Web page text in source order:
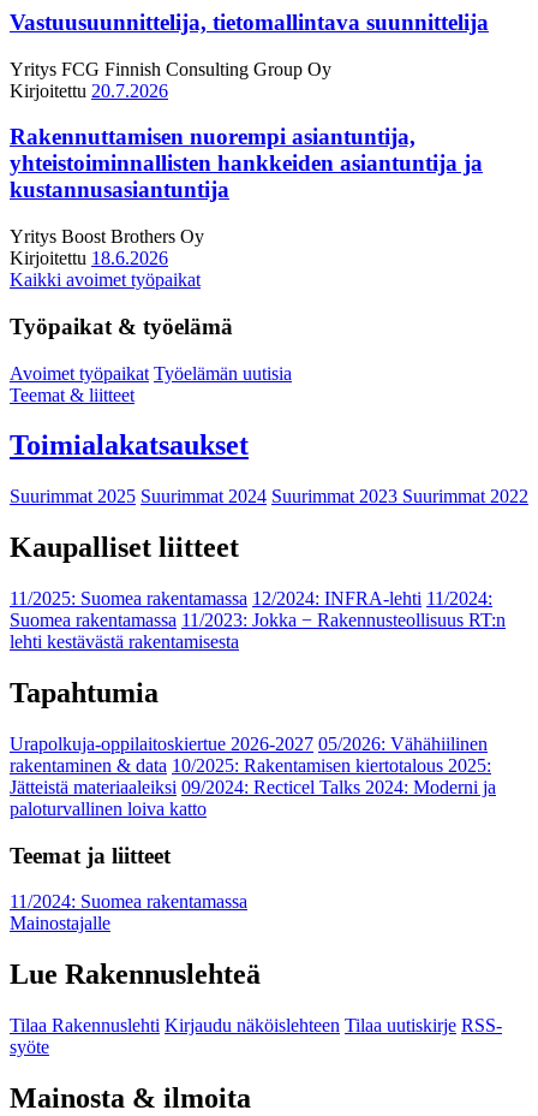
Vastuusuunnittelija, tietomallintava suunnittelija
Yritys FCG Finnish Consulting Group Oy
Kirjoitettu 20.7.2026
Rakennuttamisen nuorempi asiantuntija,
yhteistoiminnallisten hankkeiden asiantuntija ja
kustannusasiantuntija
Yritys Boost Brothers Oy
Kirjoitettu 18.6.2026
Kaikki avoimet työpaikat
Työpaikat & työelämä
Avoimet työpaikat Työelämän uutisia
Teemat & liitteet
Toimialakatsaukset
Suurimmat 2025 Suurimmat 2024 Suurimmat 2023 Suurimmat 2022
Kaupalliset liitteet
11/2025: Suomea rakentamassa 12/2024: INFRA-lehti 11/2024:
Suomea rakentamassa 11/2023: Jokka − Rakennusteollisuus RT:n
lehti kestävästä rakentamisesta
Tapahtumia
Urapolkuja-oppilaitoskiertue 2026-2027 05/2026: Vähähiilinen
rakentaminen & data 10/2025: Rakentamisen kiertotalous 2025:
Jätteistä materiaaleiksi 09/2024: Recticel Talks 2024: Moderni ja
paloturvallinen loiva katto
Teemat ja liitteet
11/2024: Suomea rakentamassa
Mainostajalle
Lue Rakennuslehteä
Tilaa Rakennuslehti Kirjaudu näköislehteen Tilaa uutiskirje RSS-
syöte
Mainosta & ilmoita